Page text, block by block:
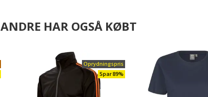
ANDRE HAR OGSÅ KØBT
Oprydningspris
Spar 89%